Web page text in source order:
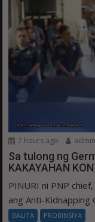
7 hours ago
Sa tulong ng
KAKAYAHAN
PINURI ni PNP
ang Anti-Kidnapping
BALITA PROBINSIYA